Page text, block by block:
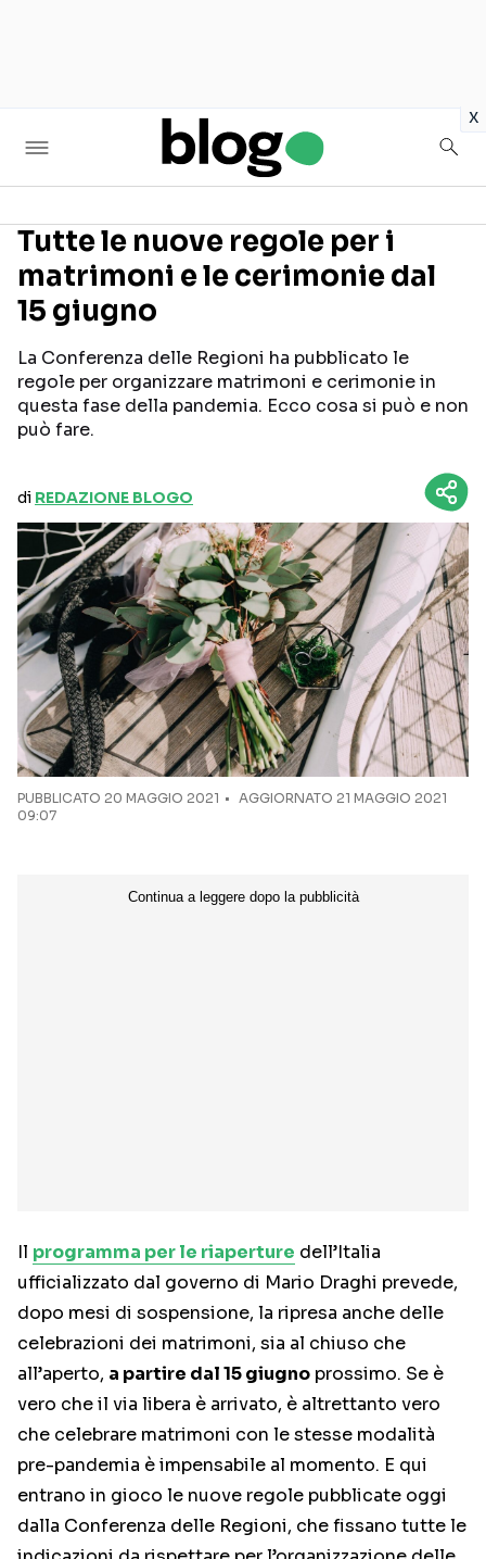
x
Seguici sui social
Tutte le nuove regole per i
matrimoni e le cerimonie dal
15 giugno
La Conferenza delle Regioni ha pubblicato le
regole per organizzare matrimoni e cerimonie in
questa fase della pandemia. Ecco cosa si può e non
può fare.
di REDAZIONE BLOGO
PUBBLICATO 20 MAGGIO 2021
AGGIORNATO 21 MAGGIO 2021
09:07
Il programma per le riaperture dell’Italia
ufficializzato dal governo di Mario Draghi prevede,
dopo mesi di sospensione, la ripresa anche delle
celebrazioni dei matrimoni, sia al chiuso che
all’aperto, a partire dal 15 giugno prossimo. Se è
vero che il via libera è arrivato, è altrettanto vero
che celebrare matrimoni con le stesse modalità
pre-pandemia è impensabile al momento. E qui
entrano in gioco le nuove regole pubblicate oggi
dalla Conferenza delle Regioni, che fissano tutte le